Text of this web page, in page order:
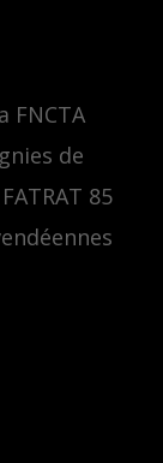
FNCTA
de
85